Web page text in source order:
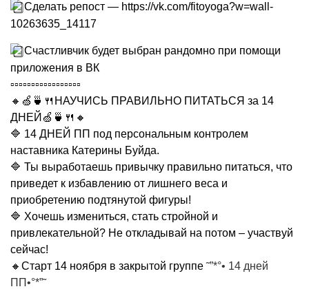
Сделать репост — https://vk.com/fitoyoga?w=wall-
10263635_14117
Счастливчик будет выбран рандомно при помощи
приложения в ВК
▫▫▫▫▫▫▫▫▫▫▫▫▫▫▫▫▫
🔸🍏🍵🍴НАУЧИСЬ ПРАВИЛЬНО ПИТАТЬСЯ за 14
ДНЕЙ🍏🍵🍴🔸
🔷 14 ДНЕЙ ПП под персональным контролем
наставника Катерины Буйда.
🔷 Ты выработаешь привычку правильно питаться, что
приведет к избавлению от лишнего веса и
приобретению подтянутой фигуры!
🔷 Хочешь измениться, стать стройной и
привлекательной? Не откладывай на потом – участвуй
сейчас!
🔸Старт 14 ноября в закрытой группе ˜”*°• 14 дней
ПП•°*”˜